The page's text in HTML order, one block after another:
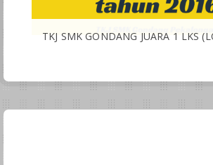
TKJ SMK GONDANG JUARA 1 LKS